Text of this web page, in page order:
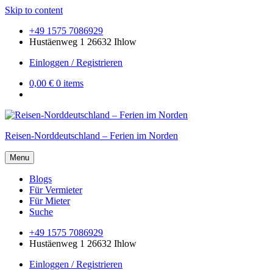
Skip to content
+49 1575 7086929
Hustäenweg 1 26632 Ihlow
Einloggen / Registrieren
0,00 € 0 items
Reisen-Norddeutschland – Ferien im Norden
Menu
Blogs
Für Vermieter
Für Mieter
Suche
+49 1575 7086929
Hustäenweg 1 26632 Ihlow
Einloggen / Registrieren